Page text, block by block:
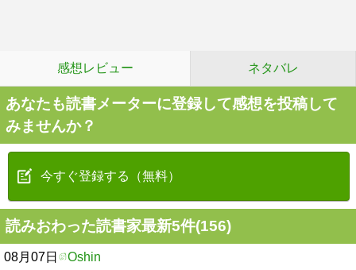
感想レビュー ネタバレ
あなたも読書メーターに登録して感想を投稿して
みませんか？
今すぐ登録する（無料）
読みおわった読書家最新5件(156)
08月07日 Oshin